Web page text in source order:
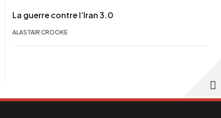
La guerre contre l’Iran 3.0
ALASTAIR CROOKE